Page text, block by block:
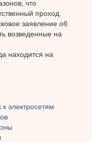
что
проход.
заявление об
возведенные на
находится на
электросетям